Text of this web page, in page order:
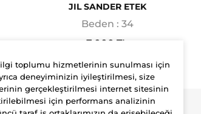
JIL SANDER ETEK
Beden : 34
7.000 TL
toplumu hizmetlerinin sunulması için
deneyiminizin iyileştirilmesi, size
gerçekleştirilmesi internet sitesinin
için performans analizinin